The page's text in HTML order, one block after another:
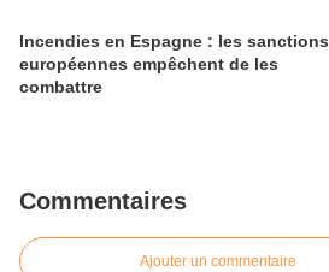
Incendies en Espagne : les sanctions
européennes empêchent de les
combattre
Commentaires
Ajouter un commentaire